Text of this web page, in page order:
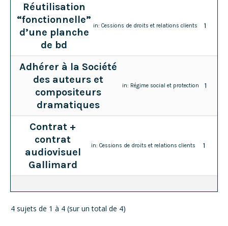
Réutilisation
“fonctionnelle”
d’une planche
de bd
in:Cessions de droits et relations clients 1
Adhérer à la Société
des auteurs et
compositeurs
dramatiques
in: Régime social et protection 1
Contrat +
contrat
audiovisuel
Gallimard
in: Cessions de droits et relations clients 1
4 sujets de 1 à 4 (sur un total de 4)